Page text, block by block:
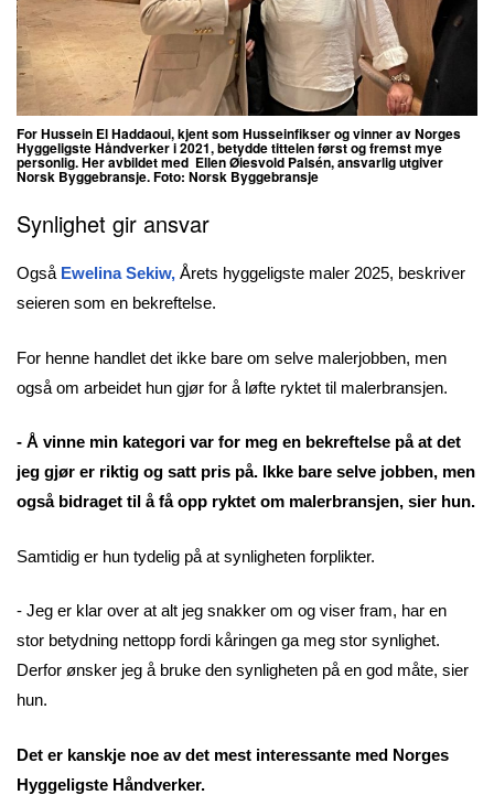
For Hussein El Haddaoui, kjent som Husseinfikserog vinner avNorges
Hyggeligste Håndverker i 2021, betydde tittelen først og fremst mye
personlig. Her avbildet med Ellen Øiesvold Palsén, ansvarlig utgiver
Norsk Byggebransje. Foto: Norsk Byggebransje
Synlighet gir ansvar
Også Ewelina Sekiw, Årets hyggeligste maler 2025, beskriver
seieren som en bekreftelse.
For henne handlet det ikke bare om selve malerjobben, men
også om arbeidet hun gjør for å løfte ryktet til malerbransjen.
- Å vinne min kategori var for meg en bekreftelse på at det
jeg gjør er riktig og satt pris på. Ikke bare selve jobben, men
også bidraget til å få opp ryktet om malerbransjen, sier hun.
Samtidig er hun tydelig på at synligheten forplikter.
- Jeg er klar over at alt jeg snakker om og viser fram, har en
stor betydning nettopp fordi kåringen ga meg stor synlighet.
Derfor ønsker jeg å bruke den synligheten på en god måte, sier
hun.
Det er kanskje noe av det mest interessante med Norges
Hyggeligste Håndverker.